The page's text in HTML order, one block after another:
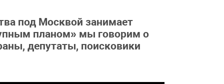
под Москвой занимает
планом» мы говорим о
депутаты, поисковики